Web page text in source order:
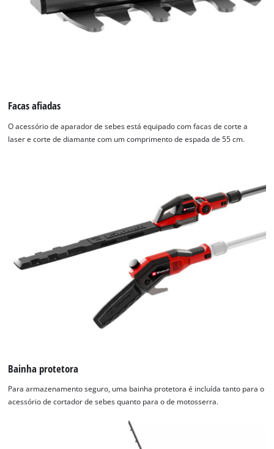
to the list of technologies used.
Facas afiadas
O acessório de aparador de sebes está equipado com facas de corte a
laser e corte de diamante com um comprimento de espada de 55 cm.
Bainha protetora
Para armazenamento seguro, uma bainha protetora é incluída tanto para o
acessório de cortador de sebes quanto para o de motosserra.